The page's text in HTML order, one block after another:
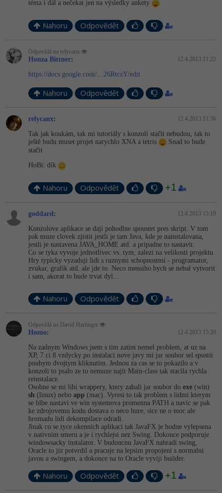
téma i dál a nečekat jen na výsledky ankety
Nahoru Odpovědět
Odpovídá na relycanx
Honza Bittner: 12.4.2013 11:22
https://docs.google.com/…26RtczY/edit
Nahoru Odpovědět
relycanx: 12.4.2013 11:36
Tak jak koukám, tak mi tutoriály s konzolí stačit nebudou, tak to
ještě budu muset projet narychlo XNA a tetris
Snad to bude
stačit
HoBi: dík
Nahoru Odpovědět +1
goddard: 12.4.2013 15:19
Konzolove aplikace se daji pohodlne spoustet pres skript. V tom
pak muze clovek zjistit jestli je tam Java, kde je nainstalovana,
jestli je nastavena JAVA_HOME atd. a pripadne to nastavit.
Co se tyka vyvoje jednotlivec vs. tym, zalezi na velikosti projektu.
Hry typicky vyzaduji lidi s ruznymi schopnostmi - programator,
zvukar, grafik atd. ale jde to. Neco mensiho bych se nebal vytvorit
i sam, akorat to bude trvat dyl...
Nahoru Odpovědět
Odpovídá na David Hartinger
Homo: 12.4.2013 15:20
Na zadnym Windows jsem s tim zatim nemel problem, at uz na
XP, 7 ci 8 vzdycky po instalaci nove javy mi jar soubor sel spustit
pouhym dvojtym kliknutim. Jednou za cas se to pokazilo a v
konzoli to psalo ze to nemuze najit Main-class tak stacila rychla
reinstalace.
Osobne se mi libi wrappery, ktery zabali jar soubor do exe (win)
sh (linux) nebo app (mac). Vyresi to tak problem s lidmi kterym
se blbe nastavi ve win systemova promenna PATH a navic se pak
ke zdrojovemu kodu dostava o neco hure, sice ne o moc ale
hromadu lidi dekompilace odradi.
Jinak co se tyce okennich aplikaci tak JavaFX je hodne vylepsena
v nativnim smeru a je i rychlejsi nez Swing. Dokonce podporuje
windowsacky instalator. V budoucnu JavaFX nahradi swing,
Oracle to jiz potvrdil a pracuje na lepsim propojeni s normalni
javou a swingem, a dokonce na to Oracle vyviji builder.
Nahoru Odpovědět +1